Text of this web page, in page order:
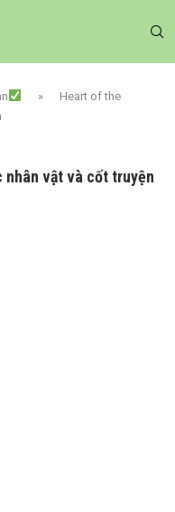
»
Heart of the
vật và cốt truyện